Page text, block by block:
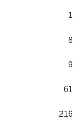
1
8
9
61
216